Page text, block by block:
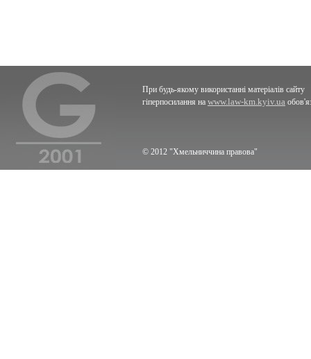
При будь-якому використанні матеріалів сайту
гіперпосилання на www.law-km.kyiv.ua
© 2012 "Хмельниччина правова"